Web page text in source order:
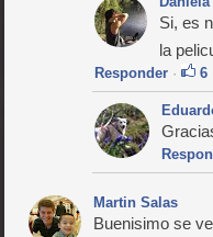
Si, es
la
Responder · 6
Martin Salas
Buenisimo se